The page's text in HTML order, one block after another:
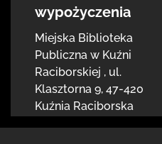
wypożyczenia
Miejska Biblioteka
Publiczna w Kuźni
Raciborskiej , ul.
Klasztorna 9, 47-420
Kuźnia Raciborska